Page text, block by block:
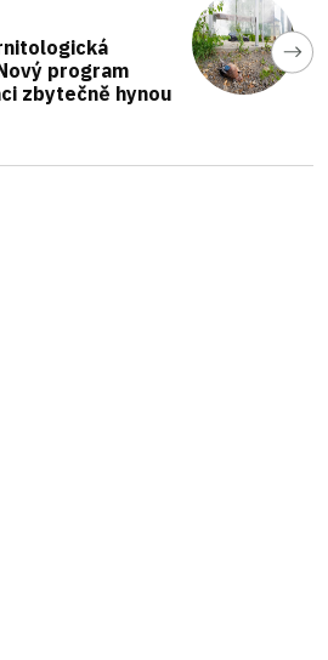
program
zbytečně hynou